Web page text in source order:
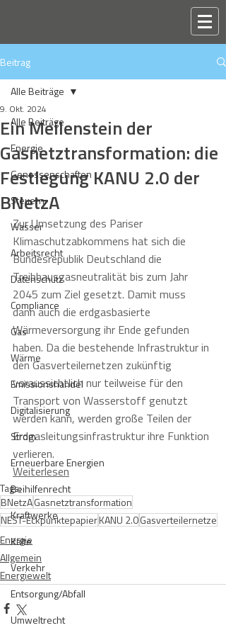
Beitrag
Alle Beiträge
Energie
Genossenschaften
Steuern
Wasser
Arbeitsrecht
Datenschutz
Compliance
Gas
Wärme
Emissionshandel
Digitalisierung
Strom
Erneuerbare Energien
Beihilfenrecht
Kraftwerke
Kälte
Verkehr
Entsorgung/Abfall
Umweltrecht
Alle Beiträge
Ein Meilenstein der
Gasnetztransformation: die
Festlegung KANU 2.0 der
BNetzA
9. Okt. 2024
Zur Umsetzung des Pariser
Klimaschutzabkommens hat sich die
Bundesrepublik Deutschland die
Treibhausgasneutralität bis zum Jahr
2045 zum Ziel gesetzt. Damit muss
dann auch die erdgasbasierte
Wärmeversorgung ihr Ende gefunden
haben. Da die bestehende Infrastruktur in
den Gasverteilernetzen zukünftig
voraussichtlich nur teilweise für den
Transport von Wasserstoff genutzt
werden kann, werden große Teilen der
Erdgasleitungsinfrastruktur ihre Funktion
verlieren.
Weiterlesen
Tags:
BNetzAGasnetztransformation
NEST-EckpunktepapierKANU 2.0Gasverteilernetze
Energie
Allgemein
Energiewelt